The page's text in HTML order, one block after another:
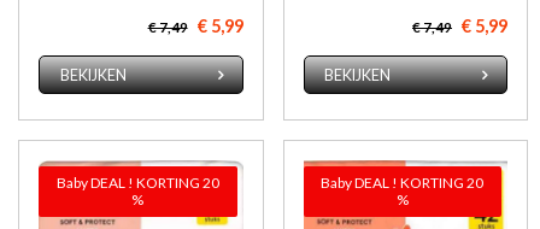
€ 7,49 € 5,99
BEKIJKEN
€ 7,49 € 5,99
BEKIJKEN
Baby DEAL ! KORTING 20
%
Baby DEAL ! KORTING 20
%